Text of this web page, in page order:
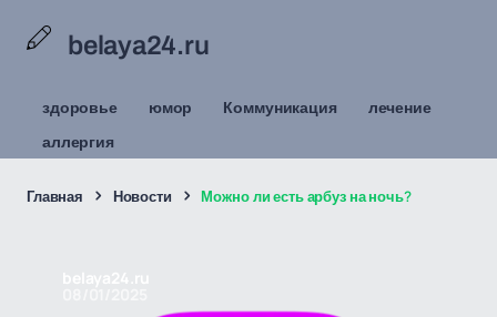
belaya24.ru
здоровье юмор Коммуникация
лечение
аллергия
Главная Новости Можно ли есть арбуз на ночь?